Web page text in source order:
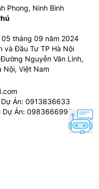
Fresh⁺™
mùi Hygiene Fresh⁺™
Phong, Ninh Bình
tháng 09 năm 2024
và Đầu Tư TP Hà Nội
Nguyễn Văn Linh,
Nội, Việt Nam
Án: 0913836633
Dự Án: 0983666996